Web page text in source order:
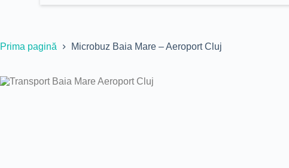
Prima pagină Microbuz Baia Mare – Aeroport Cluj